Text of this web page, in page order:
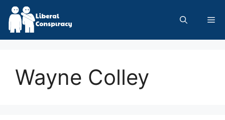
Skip
content
Wayne Colley